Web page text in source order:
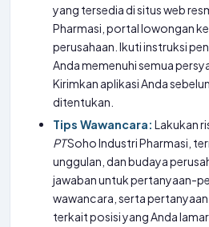
yang tersedia di situs web
Pharmasi, portal lowongan
perusahaan. Ikuti instruksi
Anda memenuhi semua
Kirimkan aplikasi Anda
ditentukan.
Tips Wawancara: Lakukan
PTSoho Industri Pharmasi,
unggulan, dan budaya
jawaban untuk pertanyaan-
wawancara, serta
terkait posisi yang Anda